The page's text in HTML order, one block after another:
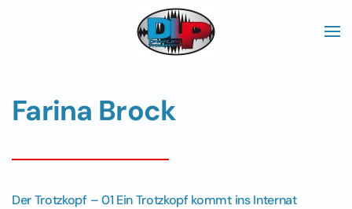
Skip to main content
Farina Brock
Der Trotzkopf – 01 Ein Trotzkopf kommt ins Internat